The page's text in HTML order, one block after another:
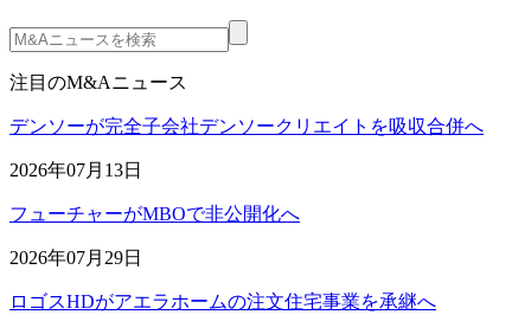
注目のM&Aニュース
デンソーが完全子会社デンソークリエイトを吸収合併へ
2026年07月13日
フューチャーがMBOで非公開化へ
2026年07月29日
ロゴスHDがアエラホームの注文住宅事業を承継へ